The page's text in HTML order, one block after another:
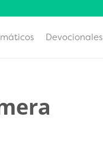
Devocionales